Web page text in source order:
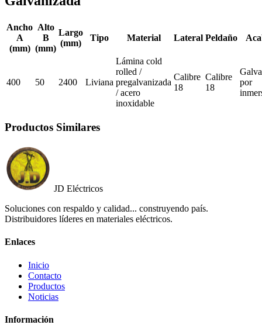
Ancho
A
(mm)
Alto
B
(mm)
Largo
(mm)
Tipo Material Lateral Peldaño
400 50 2400 Liviana
Lámina cold
rolled /
pregalvanizada
/ acero
inoxidable
Calibre
18
Calibre
18
por
Productos Similares
JD Eléctricos
Soluciones con respaldo y calidad... construyendo país.
Distribuidores líderes en materiales eléctricos.
Enlaces
Inicio
Contacto
Productos
Noticias
Información